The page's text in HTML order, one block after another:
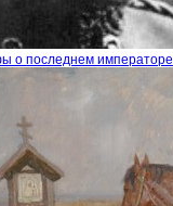
о последнем императоре